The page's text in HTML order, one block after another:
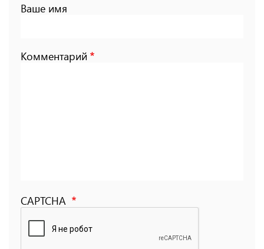
Ваше имя
Комментарий
CAPTCHA